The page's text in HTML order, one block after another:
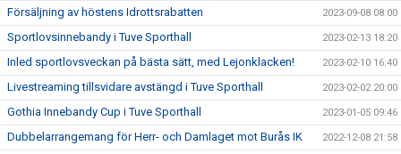
Försäljning av höstens Idrottsrabatten 2023-09-08 08:00
Sportlovsinnebandy i Tuve Sporthall 2023-02-13 18:20
Inled sportlovsveckan på bästa sätt, med Lejonklacken! 2023-02-10 16:40
Livestreaming tillsvidare avstängd i Tuve Sporthall 2023-02-02 20:00
Gothia Innebandy Cup i Tuve Sporthall 2023-01-05 09:46
Dubbelarrangemang för Herr- och Damlaget mot Burås IK 2022-12-08 21:58